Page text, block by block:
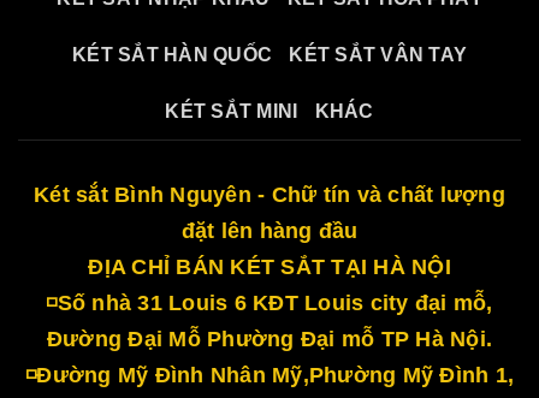
KÉT SẮT HÀN QUỐC KÉT SẮT VÂN TAY
KÉT SẮT MINI KHÁC
Két sắt Bình Nguyên - Chữ tín và chất lượng
đặt lên hàng đầu
ĐỊA CHỈ BÁN KÉT SẮT TẠI HÀ NỘI
◽Số nhà 31 Louis 6 KĐT Louis city đại mỗ,
Đường Đại Mỗ Phường Đại mỗ TP Hà Nội.
◽Đường Mỹ Đình Nhân Mỹ,Phường Mỹ Đình 1,